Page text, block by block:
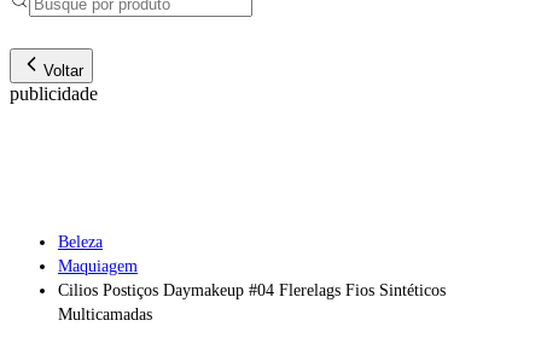
Voltar
publicidade
Beleza
Maquiagem
Cilios Postiços Daymakeup #04 Flerelags Fios Sintéticos
Multicamadas